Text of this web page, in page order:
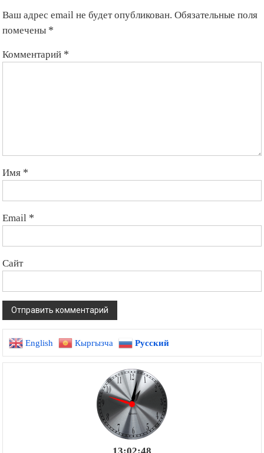
Ваш адрес email не будет опубликован. Обязательные поля
помечены *
Комментарий *
Имя *
Email *
Сайт
English Кыргызча Русский